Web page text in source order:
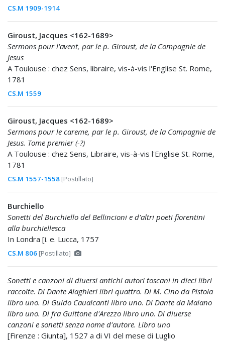
CS.M 1909-1914
Giroust, Jacques <162-1689>
Sermons pour l'avent, par le p. Giroust, de la Compagnie de
Jesus
A Toulouse : chez Sens, libraire, vis-à-vis l'Englise St. Rome,
1781
CS.M 1559
Giroust, Jacques <162-1689>
Sermons pour le careme, par le p. Giroust, de la Compagnie de
Jesus. Tome premier (-?)
A Toulouse : chez Sens, Libraire, vis-à-vis l'Englise St. Rome,
1781
CS.M 1557-1558 [Postillato]
Burchiello
Sonetti del Burchiello del Bellincioni e d'altri poeti fiorentini
alla burchiellesca
In Londra [i. e. Lucca, 1757
CS.M 806 [Postillato]
Sonetti e canzoni di diuersi antichi autori toscani in dieci libri
raccolte. Di Dante Alaghieri libri quattro. Di M. Cino da Pistoia
libro uno. Di Guido Caualcanti libro uno. Di Dante da Maiano
libro uno. Di fra Guittone d'Arezzo libro uno. Di diuerse
canzoni e sonetti senza nome d'autore. Libro uno
[Firenze : Giunta], 1527 a di VI del mese di Luglio